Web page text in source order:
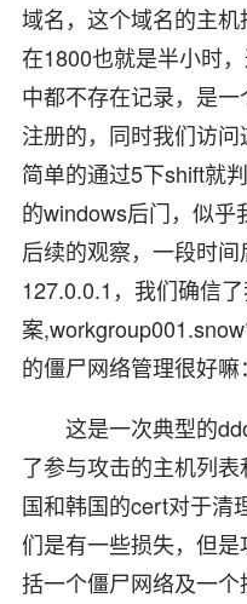
域名，这个域名的主
在1800也就是半小时
中都不存在记录，是
注册的，同时我们访问
简单的通过5下shift就
的windows后门，似乎
后续的观察，一段时
127.0.0.1，我们确信
案
的僵尸网络管理很好嘛
这是一次典型的
了参与攻击的主机列
国和韩国的cert对于清
们是有一些损失，但
括一个僵尸网络及一